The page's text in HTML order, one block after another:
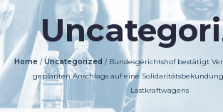
Home / Uncategorized / Bundesgerichtshof bestätigt
geplanten Anschlags auf eine
Lastkraftwagens